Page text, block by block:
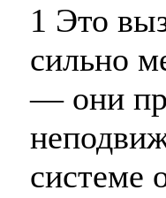
1 Это
сильно
— они
системе